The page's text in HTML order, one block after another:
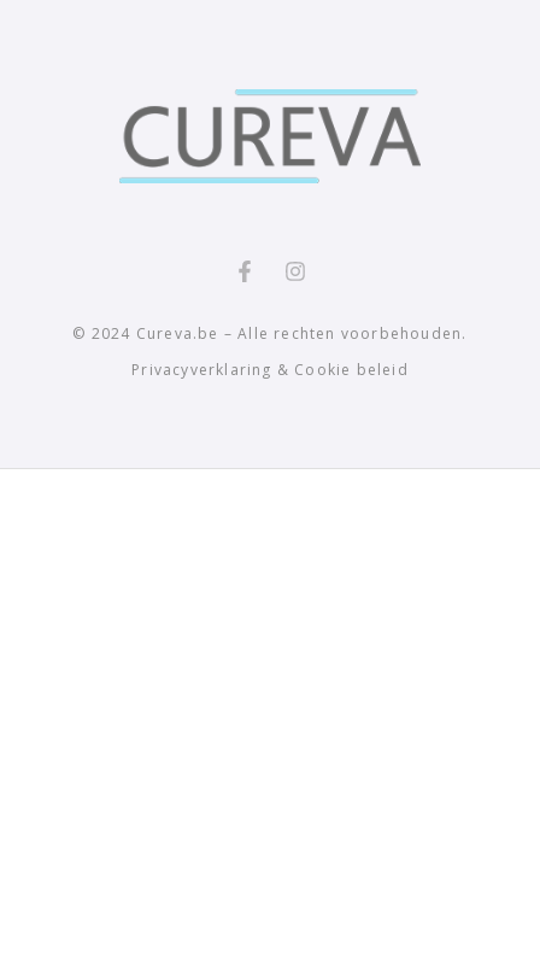
© 2024 Cureva.be – Alle rechten voorbehouden.
Privacyverklaring & Cookie beleid